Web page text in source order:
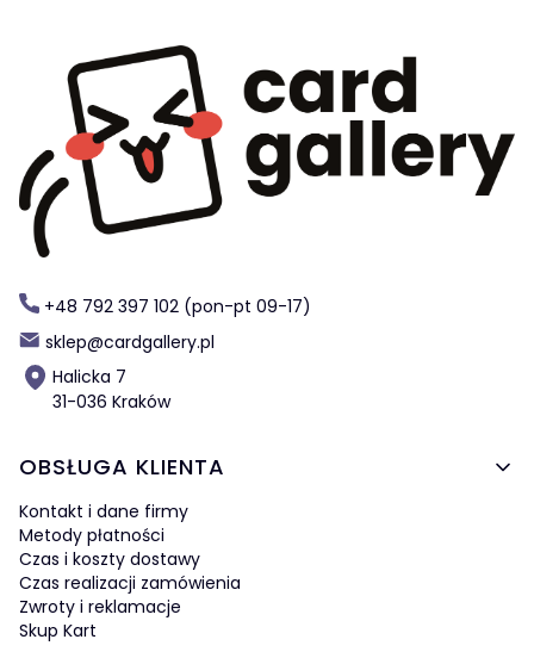
+48 792 397 102 (pon-pt 09-17)
sklep@cardgallery.pl
Halicka 7
31-036 Kraków
Linki w stopce
OBSŁUGA KLIENTA
Kontakt i dane firmy
Metody płatności
Czas i koszty dostawy
Czas realizacji zamówienia
Zwroty i reklamacje
Skup Kart